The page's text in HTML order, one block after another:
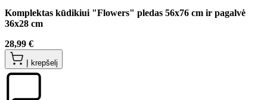
Komplektas kūdikiui "Flowers" pledas 56x76 cm ir pagalvė
36x28 cm
28,99 €
Į krepšelį